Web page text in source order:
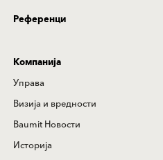
Референци
Компанија
Управа
Визија и вредности
Baumit Новости
Историја